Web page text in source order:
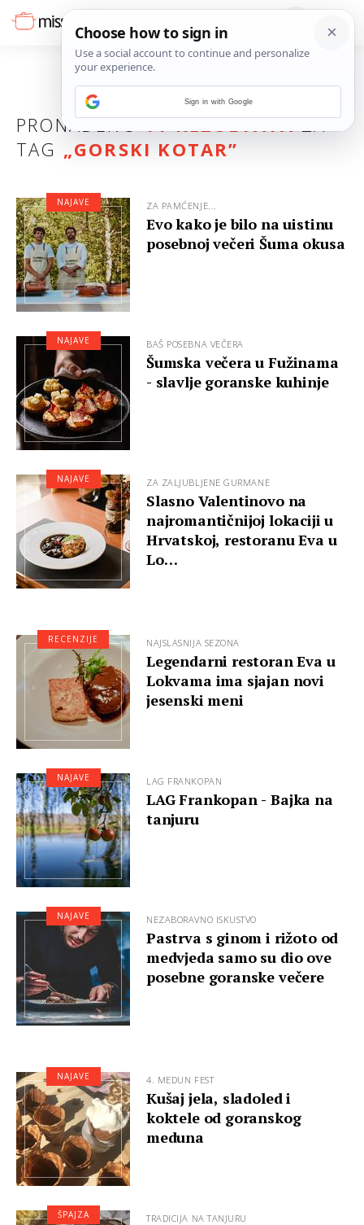
PRONAĐENO11 REZULTATAZA
TAG „GORSKI KOTAR”
ZA PAMĆENJE...
Evo kako je bilo na uistinu
posebnoj večeri Šuma okusa
NAJAVE
BAŠ POSEBNA VEČERA
Šumska večera u Fužinama
- slavlje goranske kuhinje
NAJAVE
ZA ZALJUBLJENE GURMANE
Slasno Valentinovo na
najromantičnijoj lokaciji u
Hrvatskoj, restoranu Eva u
Lo…
NAJAVE
NAJSLASNIJA SEZONA
Legendarni restoran Eva u
Lokvama ima sjajan novi
jesenski meni
RECENZIJE
LAG FRANKOPAN
LAG Frankopan - Bajka na
tanjuru
NAJAVE
NEZABORAVNO ISKUSTVO
Pastrva s ginom i rižoto od
medvjeda samo su dio ove
posebne goranske večere
NAJAVE
4. MEDUN FEST
Kušaj jela, sladoled i
koktele od goranskog
meduna
NAJAVE
TRADICIJA NA TANJURU
ŠPAJZA
Sign in with Google